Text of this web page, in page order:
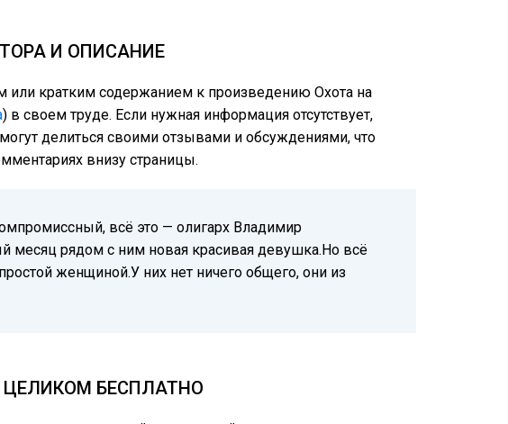
И ОПИСАНИЕ
или кратким содержанием к произведению Охота на
) в своем труде. Если нужная информация отсутствует,
делиться своими отзывами и обсуждениями, что
внизу страницы.
всё это — олигарх Владимир
месяц рядом с ним новая красивая девушка.Но всё
женщиной.У них нет ничего общего, они из
ЦЕЛИКОМ БЕСПЛАТНО